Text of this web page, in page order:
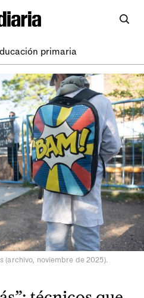
primaria
(archivo, noviembre de 2025).